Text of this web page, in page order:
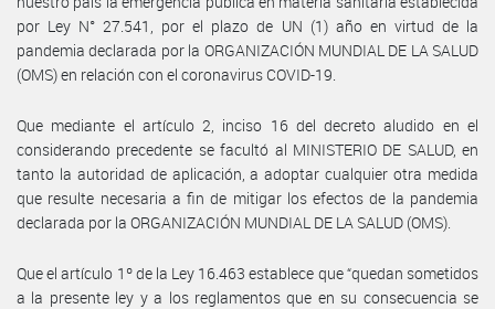
por Ley N° 27.541, por el plazo de UN (1) año en virtud de la
pandemia declarada por la ORGANIZACIÓN MUNDIAL DE LA SALUD
(OMS) en relación con el coronavirus COVID-19.
Que mediante el artículo 2, inciso 16 del decreto aludido en el
considerando precedente se facultó al MINISTERIO DE SALUD, en
tanto la autoridad de aplicación, a adoptar cualquier otra medida
que resulte necesaria a fin de mitigar los efectos de la pandemia
declarada por la ORGANIZACIÓN MUNDIAL DE LA SALUD (OMS).
Que el artículo 1º de la Ley 16.463 establece que “quedan sometidos
a la presente ley y a los reglamentos que en su consecuencia se